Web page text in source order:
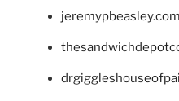
jeremypbeasley.com